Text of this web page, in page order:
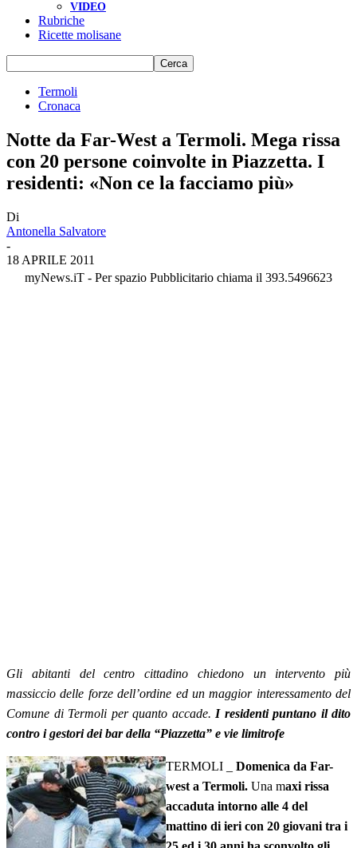
VIDEO
Rubriche
Ricette molisane
Termoli
Cronaca
Notte da Far-West a Termoli. Mega rissa
con 20 persone coinvolte in Piazzetta. I
residenti: «Non ce la facciamo più»
Di
Antonella Salvatore
-
18 APRILE 2011
myNews.iT - Per spazio Pubblicitario chiama il 393.5496623
Gli abitanti del centro cittadino chiedono un intervento più
massiccio delle forze dell’ordine ed un maggior interessamento del
Comune di Termoli per quanto accade. I residenti puntano il dito
contro i gestori dei bar della “Piazzetta” e vie limitrofe
TERMOLI _
Domenica da Far-
west a Termoli. Una maxi rissa
accaduta intorno alle 4 del
mattino di ieri con 20 giovani tra i